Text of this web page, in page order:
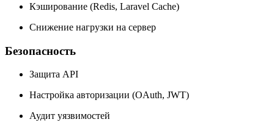
Кэширование (Redis, Laravel Cache)
Снижение нагрузки на сервер
Безопасность
Защита API
Настройка авторизации (OAuth, JWT)
Аудит уязвимостей